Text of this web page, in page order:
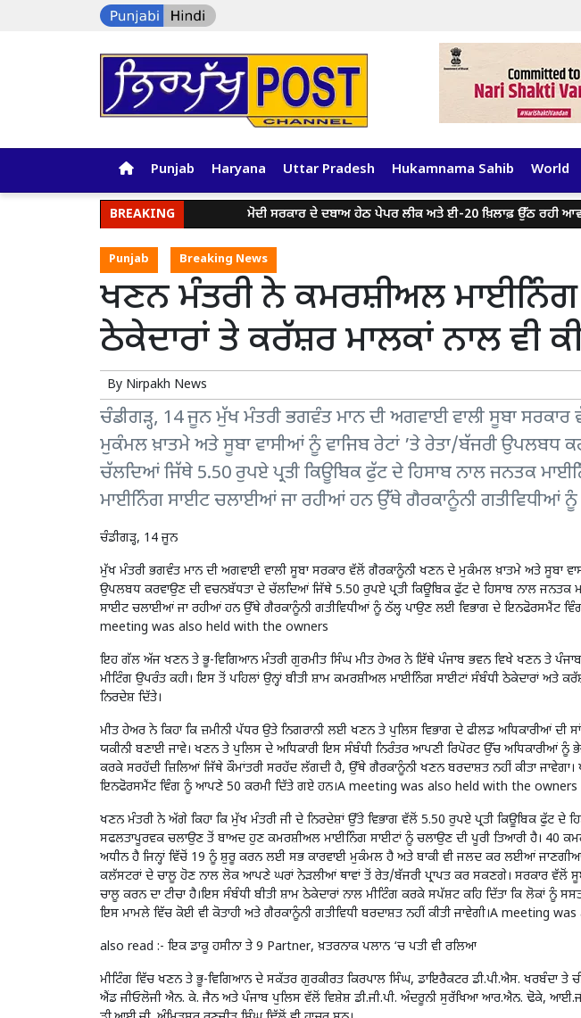
Punjab Haryana Uttar Pradesh Hukamnama Sahib World
BREAKING ਮੋਦੀ ਸਰਕਾਰ ਦੇ ਦਬਾਅ ਹੇਠ ਪੇਪਰ ਲੀਕ ਅਤੇ ਈ-20 ਖ਼ਿਲਾਫ਼ ਉੱਠ ਰਹੀ ਆਵਾਜ਼ ਨੂੰ
Punjab Breaking News
ਖਣਨ ਮੰਤਰੀ ਨੇ ਕਮਰਸ਼ੀਅਲ
ਠੇਕੇਦਾਰਾਂ ਤੇ ਕਰੱਸ਼ਰ ਮਾਲਕਾਂ ਨਾਲ ਵੀ
By Nirpakh News
ਚੰਡੀਗੜ੍ਹ, 14 ਜੂਨ ਮੁੱਖ ਮੰਤਰੀ ਭਗਵੰਤ ਮਾਨ ਦੀ ਅਗਵਾਈ ਵਾਲੀ ਸੂਬਾ
ਮੁਕੰਮਲ ਖ਼ਾਤਮੇ ਅਤੇ ਸੂਬਾ ਵਾਸੀਆਂ ਨੂੰ ਵਾਜਿਬ ਰੇਟਾਂ ’ਤੇ ਰੇਤਾ/ਬੱਜਰੀ ਉਪਲਬਧ
ਚੱਲਦਿਆਂ ਜਿੱਥੇ 5.50 ਰੁਪਏ ਪ੍ਰਤੀ ਕਿਊਬਿਕ ਫੁੱਟ ਦੇ ਹਿਸਾਬ ਨਾਲ ਜਨਤਕ
ਮਾਈਨਿੰਗ ਸਾਈਟ ਚਲਾਈਆਂ ਜਾ ਰਹੀਆਂ ਹਨ ਉੱਥੇ ਗੈਰਕਾਨੂੰਨੀ ਗਤੀਵਿਧੀਆਂ
ਚੰਡੀਗੜ੍ਹ, 14 ਜੂਨ
ਮੁੱਖ ਮੰਤਰੀ ਭਗਵੰਤ ਮਾਨ ਦੀ ਅਗਵਾਈ ਵਾਲੀ ਸੂਬਾ ਸਰਕਾਰ ਵੱਲੋਂ ਗੈਰਕਾਨੂੰਨੀ ਖਣਨ ਦੇ ਮੁਕੰਮਲ ਖ਼ਾਤਮੇ ਅਤੇ ਸੂਬਾ
ਉਪਲਬਧ ਕਰਵਾਉਣ ਦੀ ਵਚਨਬੱਧਤਾ ਦੇ ਚੱਲਦਿਆਂ ਜਿੱਥੇ 5.50 ਰੁਪਏ ਪ੍ਰਤੀ ਕਿਊਬਿਕ ਫੁੱਟ ਦੇ ਹਿਸਾਬ ਨਾਲ
ਸਾਈਟ ਚਲਾਈਆਂ ਜਾ ਰਹੀਆਂ ਹਨ ਉੱਥੇ ਗੈਰਕਾਨੂੰਨੀ ਗਤੀਵਿਧੀਆਂ ਨੂੰ ਠੱਲ੍ਹ ਪਾਉਣ ਲਈ ਵਿਭਾਗ ਦੇ ਇਨਫੋਰਸਮੈਂਟ ਵਿੰਗ
meeting was also held with the owners
ਇਹ ਗੱਲ ਅੱਜ ਖਣਨ ਤੇ ਭੂ-ਵਿਗਿਆਨ ਮੰਤਰੀ ਗੁਰਮੀਤ ਸਿੰਘ ਮੀਤ ਹੇਅਰ ਨੇ ਇੱਥੇ ਪੰਜਾਬ ਭਵਨ ਵਿਖੇ ਖਣਨ ਤੇ
ਮੀਟਿੰਗ ਉਪਰੰਤ ਕਹੀ। ਇਸ ਤੋਂ ਪਹਿਲਾਂ ਉਨ੍ਹਾਂ ਬੀਤੀ ਸ਼ਾਮ ਕਮਰਸ਼ੀਅਲ ਮਾਈਨਿੰਗ ਸਾਈਟਾਂ ਸੰਬੰਧੀ ਠੇਕੇਦਾਰਾਂ ਅਤੇ
ਨਿਰਦੇਸ਼ ਦਿੱਤੇ।
ਮੀਤ ਹੇਅਰ ਨੇ ਕਿਹਾ ਕਿ ਜ਼ਮੀਨੀ ਪੱਧਰ ਉਤੇ ਨਿਗਰਾਨੀ ਲਈ ਖਣਨ ਤੇ ਪੁਲਿਸ ਵਿਭਾਗ ਦੇ ਫੀਲਡ ਅਧਿਕਾਰੀਆਂ ਦੀ
ਯਕੀਨੀ ਬਣਾਈ ਜਾਵੇ। ਖਣਨ ਤੇ ਪੁਲਿਸ ਦੇ ਅਧਿਕਾਰੀ ਇਸ ਸੰਬੰਧੀ ਨਿਰੰਤਰ ਆਪਣੀ ਰਿਪੋਰਟ ਉੱਚ ਅਧਿਕਾਰੀਆਂ ਨੂੰ
ਕਰਕੇ ਸਰਹੱਦੀ ਜ਼ਿਲਿਆਂ ਜਿੱਥੇ ਕੌਮਾਂਤਰੀ ਸਰਹੱਦ ਲੱਗਦੀ ਹੈ, ਉੱਥੇ ਗੈਰਕਾਨੂੰਨੀ ਖਣਨ ਬਰਦਾਸ਼ਤ ਨਹੀਂ ਕੀਤਾ
ਇਨਫੋਰਸਮੈਂਟ ਵਿੰਗ ਨੂੰ ਆਪਣੇ 50 ਕਰਮੀ ਦਿੱਤੇ ਗਏ ਹਨ।A meeting was also held with the owners
ਖਣਨ ਮੰਤਰੀ ਨੇ ਅੱਗੇ ਕਿਹਾ ਕਿ ਮੁੱਖ ਮੰਤਰੀ ਜੀ ਦੇ ਨਿਰਦੇਸ਼ਾਂ ਉੱਤੇ ਵਿਭਾਗ ਵੱਲੋਂ 5.50 ਰੁਪਏ ਪ੍ਰਤੀ ਕਿਊਬਿਕ ਫੁੱਟ ਦੇ
ਸਫਲਤਾਪੂਰਵਕ ਚਲਾਉਣ ਤੋਂ ਬਾਅਦ ਹੁਣ ਕਮਰਸ਼ੀਅਲ ਮਾਈਨਿੰਗ ਸਾਈਟਾਂ ਨੂੰ ਚਲਾਉਣ ਦੀ ਪੂਰੀ ਤਿਆਰੀ ਹੈ। 40
ਅਧੀਨ ਹੈ ਜਿਨ੍ਹਾਂ ਵਿੱਚੋਂ 19 ਨੂੰ ਸ਼ੁਰੂ ਕਰਨ ਲਈ ਸਭ ਕਾਰਵਾਈ ਮੁਕੰਮਲ ਹੈ ਅਤੇ ਬਾਕੀ ਵੀ ਜਲਦ ਕਰ ਲਈਆਂ
ਕਲੱਸਟਰਾਂ ਦੇ ਚਾਲੂ ਹੋਣ ਨਾਲ ਲੋਕ ਆਪਣੇ ਘਰਾਂ ਨੇੜਲੀਆਂ ਥਾਵਾਂ ਤੋਂ ਰੇਤ/ਬੱਜਰੀ ਪ੍ਰਾਪਤ ਕਰ ਸਕਣਗੇ। ਸਰਕਾਰ ਵੱਲੋਂ
ਚਾਲੂ ਕਰਨ ਦਾ ਟੀਚਾ ਹੈ।ਇਸ ਸੰਬੰਧੀ ਬੀਤੀ ਸ਼ਾਮ ਠੇਕੇਦਾਰਾਂ ਨਾਲ ਮੀਟਿੰਗ ਕਰਕੇ ਸਪੱਸ਼ਟ ਕਹਿ ਦਿੱਤਾ ਕਿ ਲੋਕਾਂ ਨੂੰ
ਇਸ ਮਾਮਲੇ ਵਿੱਚ ਕੋਈ ਵੀ ਕੋਤਾਹੀ ਅਤੇ ਗੈਰਕਾਨੂੰਨੀ ਗਤੀਵਿਧੀ ਬਰਦਾਸ਼ਤ ਨਹੀਂ ਕੀਤੀ ਜਾਵੇਗੀ।A meeting
also read :- ਇਕ ਡਾਕੂ ਹਸੀਨਾ ਤੇ 9 Partner, ਖ਼ਤਰਨਾਕ ਪਲਾਨ ‘ਚ ਪਤੀ ਵੀ ਰਲਿਆ
ਮੀਟਿੰਗ ਵਿੱਚ ਖਣਨ ਤੇ ਭੂ-ਵਿਗਿਆਨ ਦੇ ਸਕੱਤਰ ਗੁਰਕੀਰਤ ਕਿਰਪਾਲ ਸਿੰਘ, ਡਾਇਰੈਕਟਰ ਡੀ.ਪੀ.ਐਸ. ਖਰਬੰਦਾ
ਐਂਡ ਜੀਓਲੋਜੀ ਐਨ. ਕੇ. ਜੈਨ ਅਤੇ ਪੰਜਾਬ ਪੁਲਿਸ ਵੱਲੋਂ ਵਿਸ਼ੇਸ਼ ਡੀ.ਜੀ.ਪੀ. ਅੰਦਰੂਨੀ ਸੁਰੱਖਿਆ ਆਰ.ਐਨ. ਢੋਕੇ,